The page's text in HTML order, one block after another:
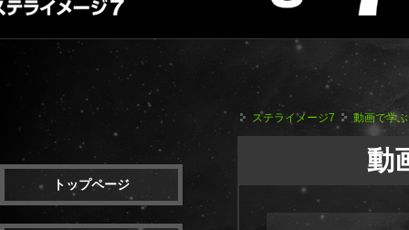
トップページ
ステライメージ7 動画で学
動